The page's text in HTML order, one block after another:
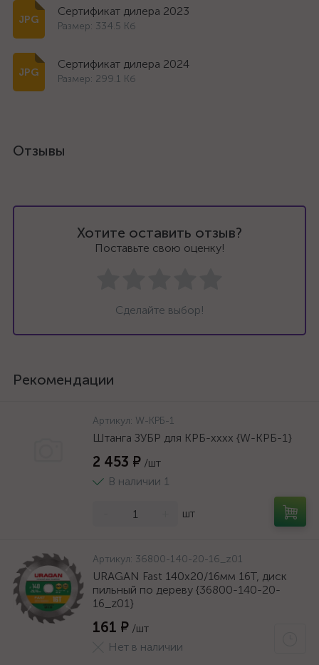
Сертификат дилера 2023
Размер: 334.5 Кб
Сертификат дилера 2024
Размер: 299.1 Кб
Отзывы
Хотите оставить отзыв?
Поставьте свою оценку!
Сделайте выбор!
Рекомендации
Артикул: W-КРБ-1
Штанга ЗУБР для КРБ-хххх {W-КРБ-1}
2 453 ₽ /шт
В наличии 1
шт
Артикул: 36800-140-20-16_z01
URAGAN Fast 140x20/16мм 16Т, диск
пильный по дереву {36800-140-20-
16_z01}
161 ₽ /шт
Нет в наличии